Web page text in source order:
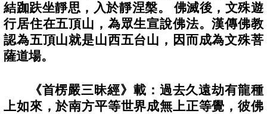
結跏趺坐靜思，入於靜涅槃。
佛滅後，文殊遊
行居住在五頂山，為眾生宣說佛法。漢傳佛教
認為五頂山就是山西五台山，因而成為文殊菩
薩道場。
《首楞嚴三昧經》載：過去久遠劫有龍種
上如來，於南方平等世界成無上正等覺，彼佛